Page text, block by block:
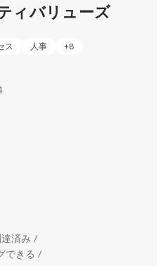
ィバリューズ
ス 人事 +8
済み /
できる /